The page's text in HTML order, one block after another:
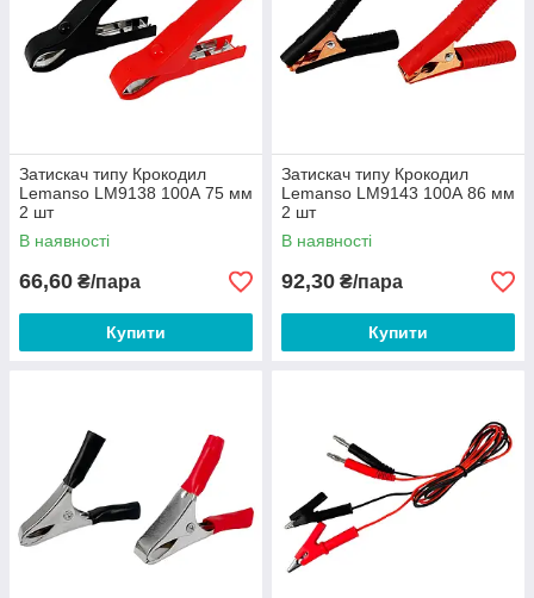
Затискач типу Крокодил
Lemanso LM9138 100А 75 мм
2 шт
В наявності
66,60 ₴/пара
Купити
Затискач типу Крокодил
Lemanso LM9143 100А 86 мм
2 шт
В наявності
92,30 ₴/пара
Купити